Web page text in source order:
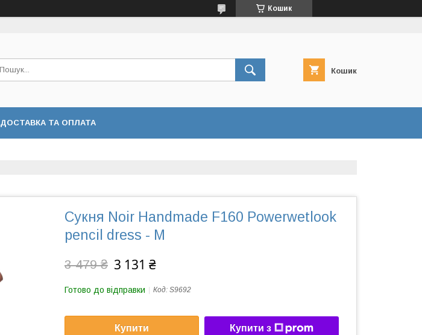
Кошик
Кошик
ДОСТАВКА ТА ОПЛАТА
Сукня Noir Handmade F160 Powerwetlook
pencil dress - M
3 479 ₴ 3 131 ₴
Готово до відправки Код: S9692
Купити Купити з